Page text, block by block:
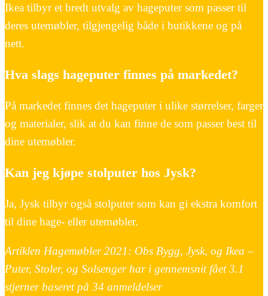
Ikea tilbyr et bredt utvalg av hageputer som passer til
deres utemøbler, tilgjengelig både i butikkene og på
nett.
Hva slags hageputer finnes på markedet?
På markedet finnes det hageputer i ulike størrelser, farger
og materialer, slik at du kan finne de som passer best til
dine utemøbler.
Kan jeg kjøpe stolputer hos Jysk?
Ja, Jysk tilbyr også stolputer som kan gi ekstra komfort
til dine hage- eller utemøbler.
Artiklen Hagemøbler 2021: Obs Bygg, Jysk, og Ikea –
Puter, Stoler, og Solsenger har i gennemsnit fået3.1
stjerner baseret på 34 anmeldelser